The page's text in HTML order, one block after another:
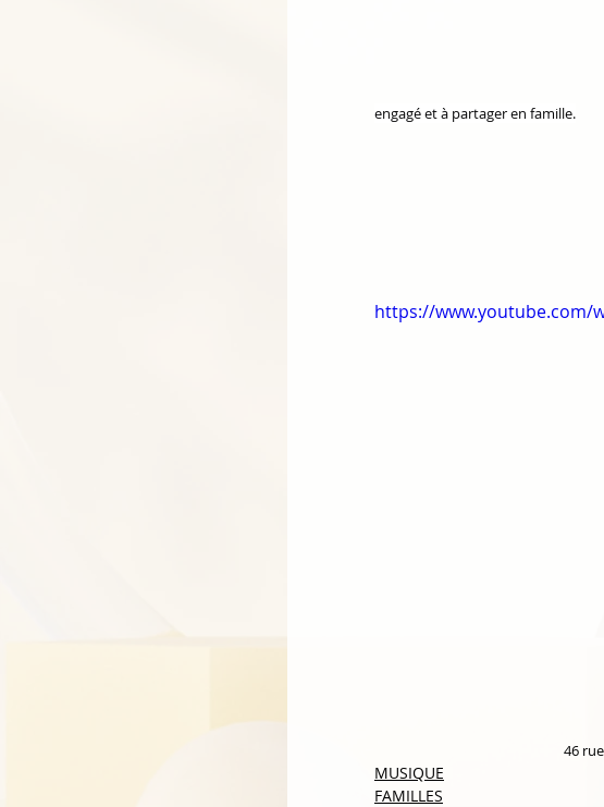
engagé et à partager en famille.
https://www.youtube.com/
46
MUSIQUE
FAMILLES